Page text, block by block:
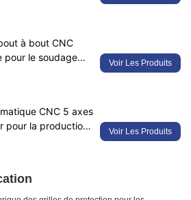
de ressorts
à bout CNC
pour le soudage
et le
Voir Les Produits
CNC 5 axes
pour la production
pour
Voir Les Produits